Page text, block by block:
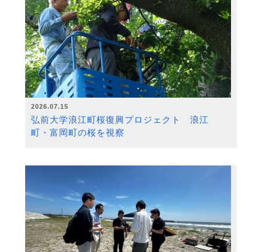
2026.07.15
弘前大学浪江町桜復興プロジェクト 浪江
町・富岡町の桜を視察